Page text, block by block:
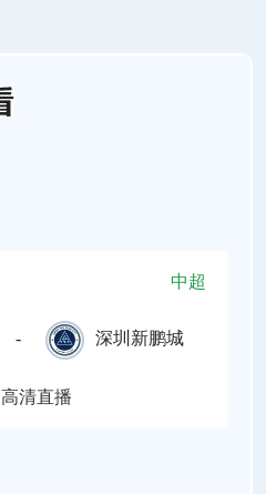
中超
- 深圳新鹏城
高清直播